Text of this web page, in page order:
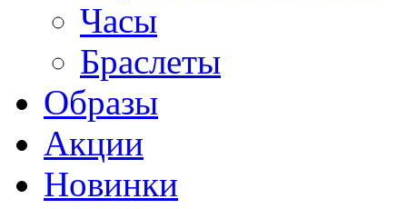
Часы
Браслеты
Образы
Акции
Новинки